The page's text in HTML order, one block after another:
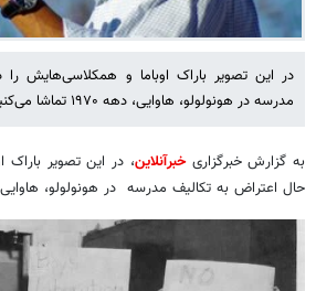
در این تصویر باراک اوباما و همکلاسی‌هایش
مدرسه در هونولولو، هاوایی، دهه ۱۹۷۰ تماشا می‌کنید. (عکس درون متن)
به گزارش خبرگزاریخبرآنلاین، در این تصویر
حال اعتراض به تکالیف مدرسه در هونولولو، هاوایی، دهه ۱۹۷۰